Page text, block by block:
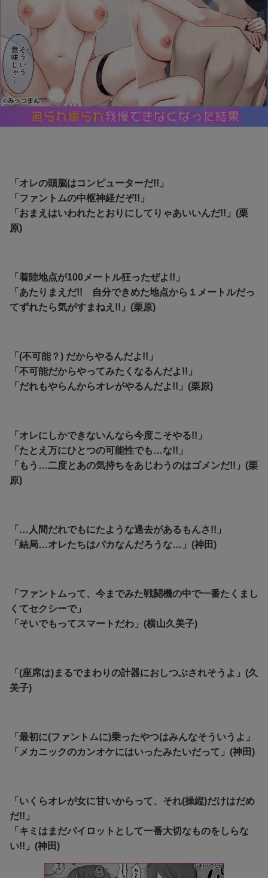
「オレの頭脳はコンピューターだ!!」
「ファントムの中枢神経だぞ!!」
「おまえはいわれたとおりにしてりゃあいいんだ!!」(栗
原)
「着陸地点が100メートル狂ったぜよ!!」
「あたりまえだ!! 自分できめた地点から１メートルだっ
てずれたら気がすまねえ!!」(栗原)
「(不可能？) だからやるんだよ!!」
「不可能だからやってみたくなるんだよ!!」
「だれもやらんからオレがやるんだよ!!」(栗原)
「オレにしかできないんなら今度こそやる!!」
「たとえ万にひとつの可能性でも…な!!」
「もう…二度とあの気持ちをあじわうのはゴメンだ!!」(栗
原)
「…人間だれでもにたような過去があるもんさ!!」
「結局…オレたちはバカなんだろうな…」(神田)
「ファントムって、今までみた戦闘機の中で一番たくまし
くてセクシーで」
「そいでもってスマートだわ」(横山久美子)
「(座席は)まるでまわりの計器におしつぶされそうよ」(久
美子)
「最初に(ファントムに)乗ったやつはみんなそういうよ」
「メカニックのカンオケにはいったみたいだって」(神田)
「いくらオレが女に甘いからって、それ(操縦)だけはだめ
だ!!」
「キミはまだパイロットとして一番大切なものをしらな
い!!」(神田)